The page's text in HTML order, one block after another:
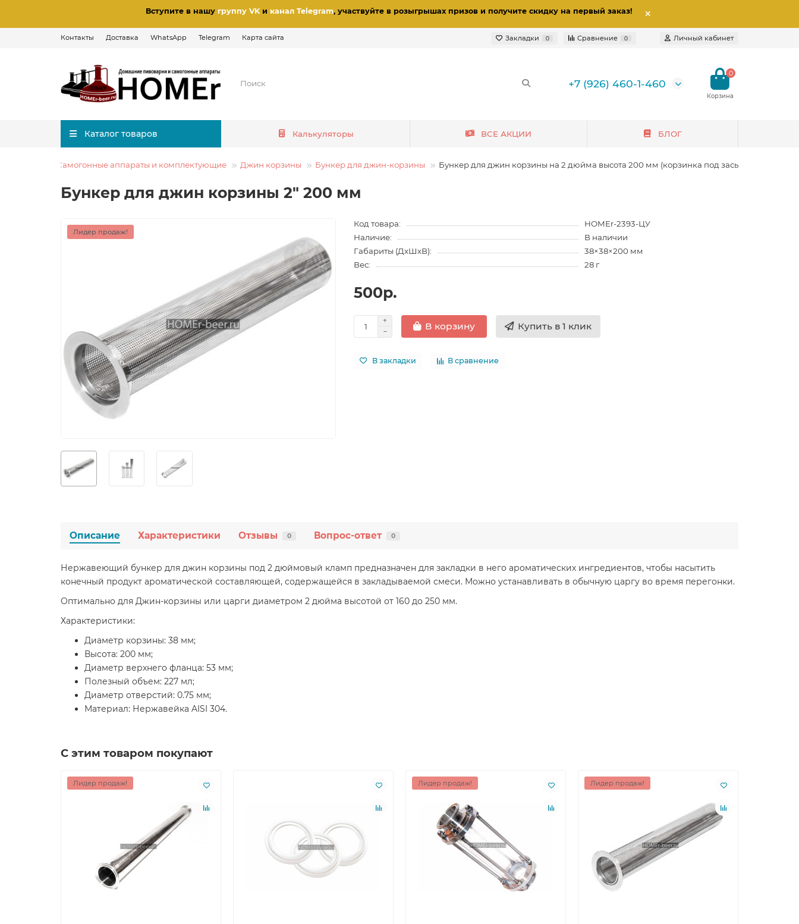
Вступите в нашу группу VKи канал Telegram, участвуйте в розыгрышах призов и получите скидку на первый заказ!
Контакты Доставка WhatsApp Telegram Карта сайта Закладки 0 Сравнение 0 Личный кабинет
+7 (926) 460-1-460
0
Каталог товаров Калькуляторы ВСЕ АКЦИИ БЛОГ
Самогонные аппараты и комплектующие Джин корзины Бункер для джин-корзины Бункер для джин корзины на 2 дюйма высота 200 мм (корзинка под засыпь)
Бункер для джин корзины 2" 200 мм
Лидер продаж!
Код товара:
HOMEr-2393-ЦУ
Наличие:
В наличии
Габариты (ДхШхВ):
38×38×200 мм
Вес:
28 г
500р.
В корзину Купить в 1 клик
В закладки В сравнение
Описание Характеристики Отзывы 0 Вопрос-ответ 0
Нержавеющий бункер для джин корзины под 2 дюймовый кламп предназначен для закладки в него ароматических ингредиентов, чтобы насытить
конечный продукт ароматической составляющей, содержащейся в закладываемой смеси. Можно устанавливать в обычную царгу во время перегонки.
Оптимально для Джин-корзины или царги диаметром 2 дюйма высотой от 160 до 250 мм.
Характеристики:
Диаметр корзины: 38 мм;
Высота: 200 мм;
Диаметр верхнего фланца: 53 мм;
Полезный объем: 227 мл;
Диаметр отверстий: 0.75 мм;
Материал: Нержавейка AISI 304.
С этим товаром покупают
Лидер продаж! Лидер продаж! Лидер продаж!